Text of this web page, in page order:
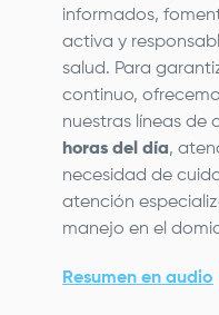
informados,
activa y
salud. Para
continuo,
nuestras líneas de
horas del día,
necesidad de
atención
manejo en el
Resumen en audio